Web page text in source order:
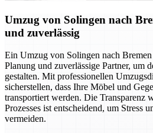
Umzug von Solingen nach
und zuverlässig
Ein Umzug von Solingen nach
Planung und zuverlässige Partner, um
gestalten. Mit professionellen
sicherstellen, dass Ihre Möbel und
transportiert werden. Die Transparenz
Prozesses ist entscheidend, um Stress
vermeiden.